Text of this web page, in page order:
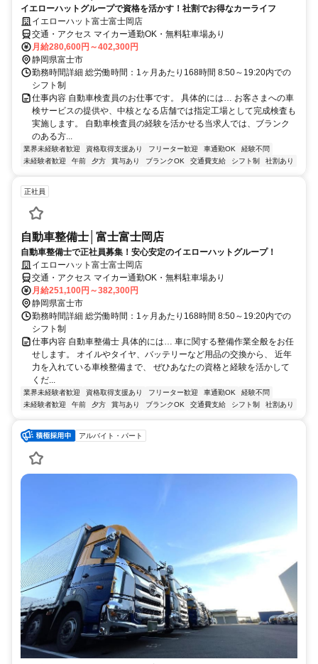
イエローハットグループで資格を活かす！社割でお得なカーライフ
イエローハット富士富士岡店
交通・アクセス マイカー通勤OK・無料駐車場あり
月給280,600円～402,300円
静岡県富士市
勤務時間詳細 総労働時間：1ヶ月あたり168時間 8:50～19:20内での
シフト制
仕事内容 自動車検査員のお仕事です。 具体的には… お客さまへの車
検サービスの提供や、中核となる店舗では指定工場として完成検査も
実施します。 自動車検査員の経験を活かせる当求人では、ブランク
のある方...
業界未経験者歓迎 資格取得支援あり フリーター歓迎 車通勤OK
経験不問
未経験者歓迎
午前 夕方 賞与あり ブランクOK 交通費支給 シフト制 社割あり
正社員
自動車整備士│富士富士岡店
自動車整備士で正社員募集！安心安定のイエローハットグループ！
イエローハット富士富士岡店
交通・アクセス マイカー通勤OK・無料駐車場あり
月給251,100円～382,300円
静岡県富士市
勤務時間詳細 総労働時間：1ヶ月あたり168時間 8:50～19:20内での
シフト制
仕事内容 自動車整備士 具体的には… 車に関する整備作業全般をお任
せします。 オイルやタイヤ、バッテリーなど用品の交換から、 近年
力を入れている車検整備まで、 ぜひあなたの資格と経験を活かして
くだ...
業界未経験者歓迎 資格取得支援あり フリーター歓迎 車通勤OK
経験不問
未経験者歓迎
午前 夕方 賞与あり ブランクOK 交通費支給 シフト制 社割あり
アルバイト・パート